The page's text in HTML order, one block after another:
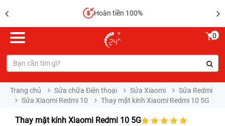
Sửa chữa lấy liền
0
Trang chủ Sửa chữa Điện thoại Sửa Xiaomi
Sửa Redmi
Sửa Xiaomi Redmi 10
Thay mặt kính Xiaomi Redmi 10 5G
Thay mặt kính Xiaomi Redmi 10 5G